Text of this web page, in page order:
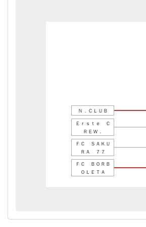
Ｎ．ＣＬＵＢ
Ｅｒｓｔｅ Ｃ
ＲＥＷ．
ＦＣ ＳＡＫＵ
ＲＡ ７７
ＦＣ ＢＯＲＢ
ＯＬＥＴＡ